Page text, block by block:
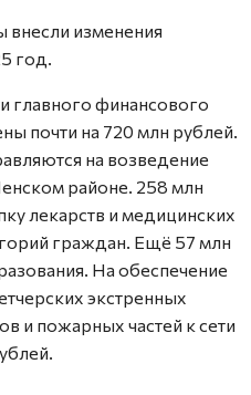
внесли изменения
год.
главного финансового
почти на 720 млн рублей.
на возведение
районе. 258 млн
лекарств и медицинских
граждан. Ещё 57 млн
На обеспечение
экстренных
и пожарных частей к сети